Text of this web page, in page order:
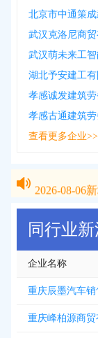
北京市中通策
武汉克洛尼商贸
武汉萌未来工
湖北予安建工有
孝感诚发建筑
孝感古通建筑
查看更多企业>>
2026-08-06
同行业
企业名称
重庆辰墨汽车销
重庆峰柏源商贸